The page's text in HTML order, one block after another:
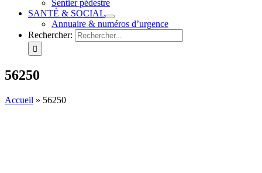
Sentier pédestre
SANTÉ & SOCIAL
Annuaire & numéros d’urgence
Rechercher:
56250
Accueil » 56250